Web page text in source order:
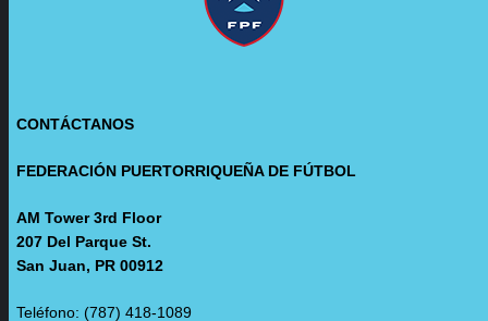
CONTÁCTANOS
FEDERACIÓN PUERTORRIQUEÑA DE FÚTBOL
AM Tower 3rd Floor
207 Del Parque St.
San Juan, PR 00912
Teléfono: (787) 418-1089